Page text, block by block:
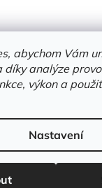
abychom Vám
díky analýze
výkon a
Nastavení
Vytvořil
doupě | knihy &
Upravit